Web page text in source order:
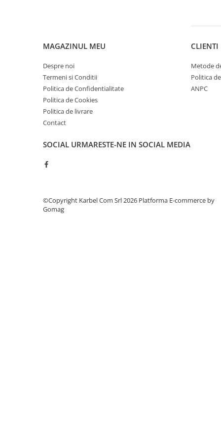
Piese grebla
Piese scarificator
Piese semanatoare
Remorci auto
Vidanja si irigatii
Vane si robineti
MAGAZINUL MEU
Despre noi
Termeni si Conditii
Politica de Confidentialitate
Politica de Cookies
Politica de livrare
Contact
CLIENTI
Metode
Politica
ANPC
SOCIAL URMARESTE-NE IN SOCIAL MEDIA
©Copyright Karbel Com Srl 2026 Platforma E-commerce by
Gomag